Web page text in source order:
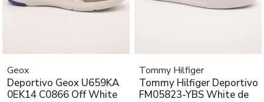
Geox
Deportivo Geox U659KA
0EK14 C0866 Off White
Tommy Hilfiger
Tommy Hilfiger Deportivo
FM05823-YBS White de